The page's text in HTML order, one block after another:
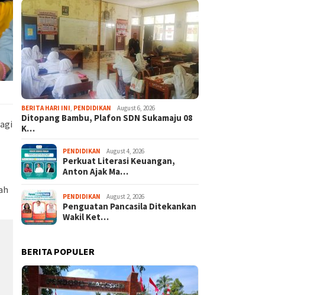
BERITA HARI INI PENDIDIKAN August 6, 2026
Ditopang Bambu, Plafon SDN Sukamaju 08
K…
PENDIDIKAN August 4, 2026
Perkuat Literasi Keuangan,
Anton Ajak Ma…
PENDIDIKAN August 2, 2026
Penguatan Pancasila Ditekankan
Wakil Ket…
BERITA POPULER